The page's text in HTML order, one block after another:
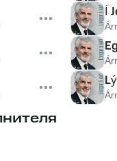
av Reyni
av Reyni
Í